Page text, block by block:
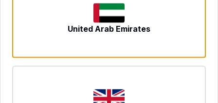
واختلالات الهرمونات، والنقص الغذائي، وهي الوسيلة التي
تتابع بها اتجاهات صحتك عبر الزمن. لكنها ليست اختبارًا
بالضبط ما ينبغي أن تتناوله مع طبيبك، لا رقمًا تفسّره
United Arab Emirates